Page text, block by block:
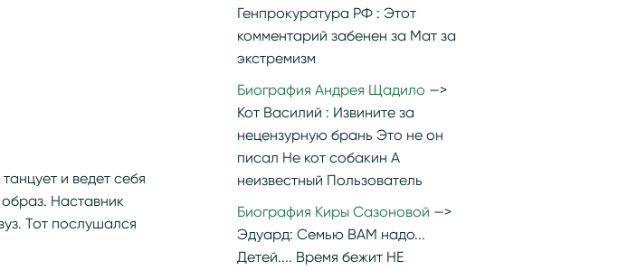
и ведет себя
Наставник
Тот послушался
Генпрокуратура РФ : Этот
комментарий забенен за Мат за
экстремизм
Биография Андрея Щадило
Кот Василий : Извините за
нецензурную брань Это не он
писал Не кот собакин А
неизвестный Пользователь
Биография Киры Сазоновой
Эдуард: Семью ВАМ надо...
Детей.... Время бежит НЕ